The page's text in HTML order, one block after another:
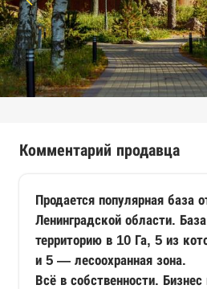
Комментарий продавца
Продается популярная база
Ленинградской области.
территорию в 10 Га, 5 из
и 5 — лесоохранная зона.
Всё в собственности.